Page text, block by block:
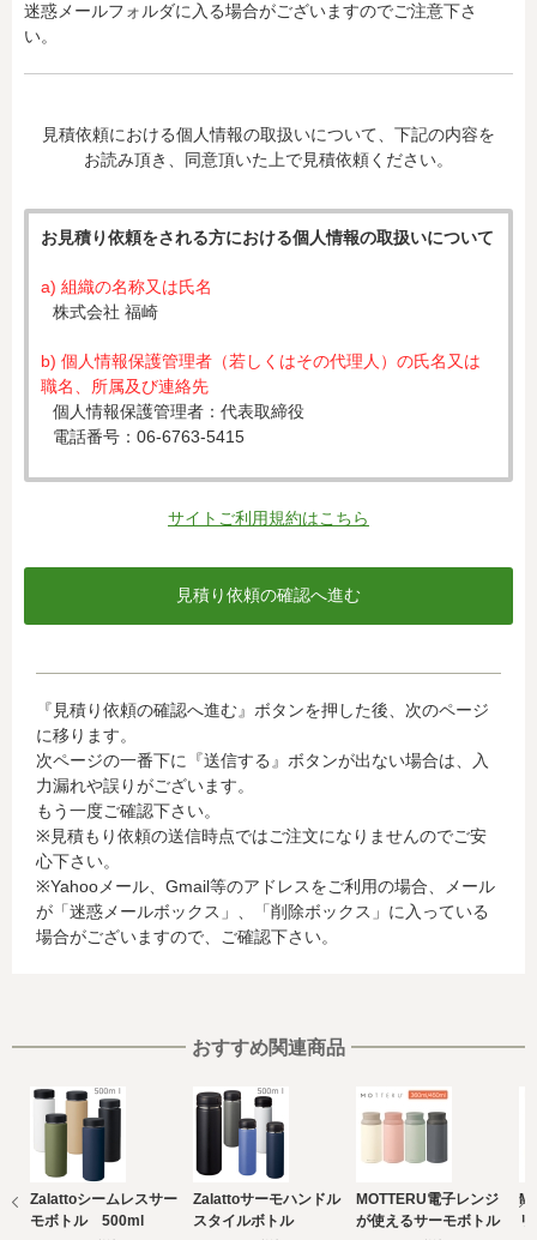
迷惑メールフォルダに入る場合がございますのでご注意下さ
い。
見積依頼における個人情報の取扱いについて、下記の内容を
お読み頂き、同意頂いた上で見積依頼ください。
お見積り依頼をされる方における個人情報の取扱いについて
a) 組織の名称又は氏名
株式会社 福崎
b) 個人情報保護管理者（若しくはその代理人）の氏名又は
職名、所属及び連絡先
個人情報保護管理者：代表取締役
電話番号：06-6763-5415
c) 個人情報の利用目的
入力された個人情報は、お見積り依頼への対応のために利
d) 個人情報の第三者提供について
当社がお客様から収集した以下の個人情報等は、カード発
行会社が行う不正利用検知・防止のために、お客様が利用
されているカード発行会社へ提供させていただきます。(氏
名、電話番号、email アドレス、インターネット利用環境
に関する情報等)
お客様が利用されているカード発行会社が外国にある場
合、これらの情報は当該発行会社が所属する国に移転され
る場合があります。当社では、お客様から収集した情報か
らは、ご利用のカード発行会社及び当該会社が所在する国
を特定することができないため、以下の個人情報保護措置
・発行会社の個人情報保護の措置
なお、個人情報保護委員会のホームページ
(https://www.ppc.go.jp/)では、各国における個人情報保護
制度に関する情報について掲載されています。
お客様が未成年の場合、親権者または後見人の承諾を得た
上で、本サービスを利用するものとします。
e) 個人情報の取扱いの委託について
サイトご利用規約はこちら
『見積り依頼の確認へ進む』ボタンを押した後、次のページ
に移ります。
次ページの一番下に『送信する』ボタンが出ない場合は、入
力漏れや誤りがございます。
もう一度ご確認下さい。
※見積もり依頼の送信時点ではご注文になりませんのでご安
心下さい。
※Yahooメール、Gmail等のアドレスをご利用の場合、メール
が「迷惑メールボックス」、「削除ボックス」に入っている
場合がございますので、ご確認下さい。
おすすめ関連商品
Zalattoシームレスサー
モボトル 500ml
Zalattoサーモハンドル
スタイルボトル
MOTTERU電子レンジ
が使えるサーモボトル